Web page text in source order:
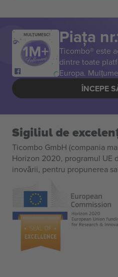
MULȚUMESC! Piața
Ticombo® este
dintre toate
Europa.
ÎNCEPE
Sigiliul de
Ticombo GmbH (compania
Horizon 2020, programul UE
inovării, pentru propunerea